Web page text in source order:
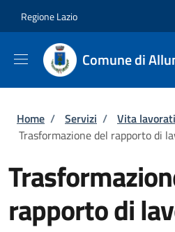
Regione Lazio
Comune di
Briciole di pane
Home / Servizi / Vita
Trasformazione del rapporto di
rapporto di